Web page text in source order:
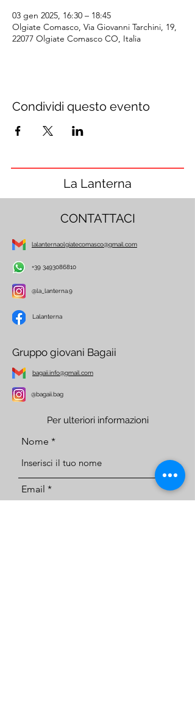
03 gen 2025, 16:30 – 18:45
Olgiate Comasco, Via Giovanni Tarchini, 19,
22077 Olgiate Comasco CO, Italia
Condividi questo evento
La Lanterna
CONTATTACI
lalanternaolgiatecomasco@gmail.com
+39 3493086810
@la_lanterna.9
Lalanterna
Gruppo giovani Bagaii
bagaii.info@gmail.com
@bagaii.bag
Per ulteriori informazioni
Nome
Email